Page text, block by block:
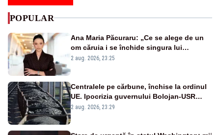
POPULAR
Ana Maria Păcuraru: „Ce se alege de un
om căruia i se închide singura lui
portiță?”
2 aug. 2026, 23:25
Centralele pe cărbune, închise la ordinul
UE. Ipocrizia guvernului Bolojan-USR
după starea de alertă
2 aug. 2026, 23:29